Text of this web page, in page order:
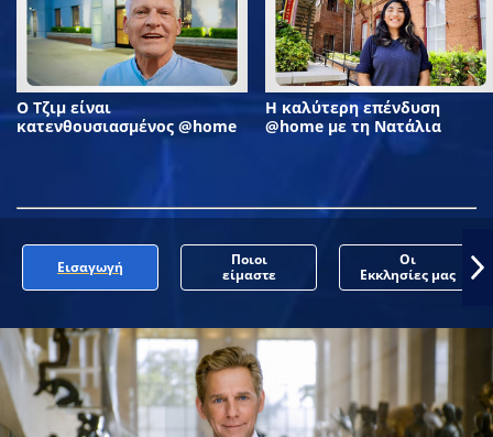
Ο Τζιμ είναι
κατενθουσιασμένος @home
Η καλύτερη επένδυση
@home με τη Νατάλια
Εισαγωγή
Ποιοι
είμαστε
Οι
Εκκλησίες μας